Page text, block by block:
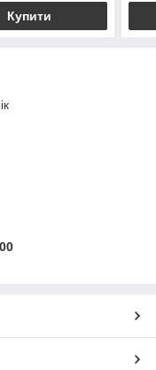
Купити